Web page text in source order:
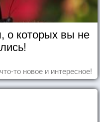
о которых вы не
то новое и интересное!